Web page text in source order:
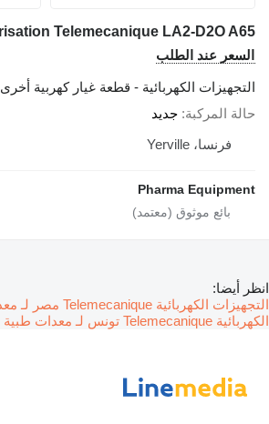
السعر عند الطلب
التجهيزات الكهربائية - قطعة غيار كهربية أخرى
حالة المركبة جديد
فرنسا، Yerville
Pharma Equipment
انظر أيضا:
التجهيزات الكهربائية Telemecanique مصر لـ معدات طبية
الكهربائية Telemecanique تونس لـ معدات طبية